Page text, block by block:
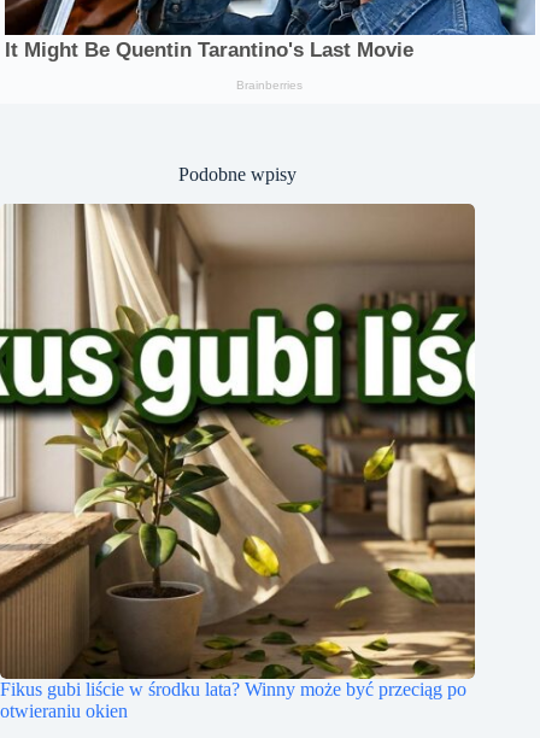
Podobne wpisy
Fikus gubi liście w środku lata? Winny może być przeciąg po
otwieraniu okien